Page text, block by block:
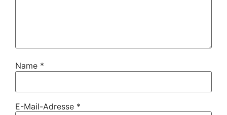
Name *
E-Mail-Adresse *